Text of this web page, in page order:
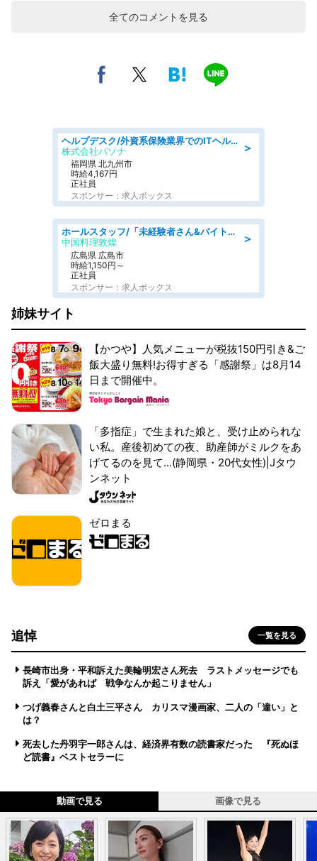
全てのコメントを見る
＞
ヘルプデスク/外資系保険業界でのITヘルプデスク業務/駅近/即日勤務可/ヘルプデスク
株式会社パソナ
福岡県 北九州市
時給4,167円
正社員
スポンサー：求人ボックス
＞
ホールスタッフ/「未経験者さん&バイトデビューも大歓迎」残業ほぼなし×1日3時間〜勤務OK!フォロー体制も充実/広島県/広島市南区
中国料理敦煌
広島県 広島市
時給1,150円～
正社員
スポンサー：求人ボックス
姉妹サイト
【かつや】人気メニューが税抜150円引き&ご
飯大盛り無料!お得すぎる「感謝祭」は8月14
日まで開催中。
「多指症」で生まれた娘と、受け止められな
い私。産後初めての夜、助産師がミルクをあ
げてるのを見て...(静岡県・20代女性)|Jタウ
ンネット
ゼロまる
追悼 一覧を見る
長崎市出身・平和訴えた美輪明宏さん死去 ラストメッセージでも
訴え「愛があれば 戦争なんか起こりません」
つげ義春さんと白土三平さん カリスマ漫画家、二人の「違い」と
は？
死去した丹羽宇一郎さんは、経済界有数の読書家だった 『死ぬほ
ど読書』ベストセラーに
動画で見る 画像で見る